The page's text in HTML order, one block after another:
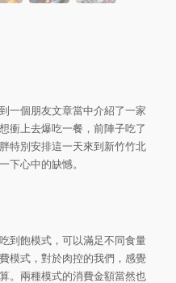
一個朋友文章當中介紹了一家
衝上去爆吃一餐，前陣子吃了
特別安排這一天來到新竹竹北
下心中的缺憾。
到飽模式，可以滿足不同食量
模式，對於肉控的我們，感覺
。兩種模式的消費金額當然也